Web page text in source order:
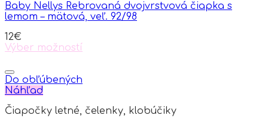
may
be
on
the
page
Baby Nellys Rebrovaná dvojvrstvová čiapka s
lemom – mätová, veľ. 92/98
12€
Výber možností
product
has
multiple
The
Do obľúbených
Náhľad
Čiapočky letné, čelenky, klobúčiky